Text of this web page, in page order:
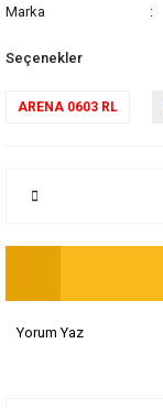
Marka
Seçenekler
ARENA 0603 RL
Yorum Yaz